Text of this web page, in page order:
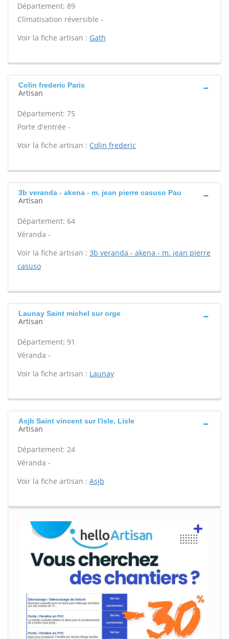
Département: 89
Climatisation réversible -
Voir la fiche artisan : Gath
Colin frederic Paris
Artisan
Département: 75
Porte d'entrée -
Voir la fiche artisan : Colin frederic
3b veranda - akena - m. jean pierre casuso Pau
Artisan
Département: 64
Véranda -
Voir la fiche artisan : 3b veranda - akena - m. jean pierre
casuso
Launay Saint michel sur orge
Artisan
Département: 91
Véranda -
Voir la fiche artisan : Launay
Asjb Saint vincent sur l'isle, Lisle
Artisan
Département: 24
Véranda -
Voir la fiche artisan : Asjb